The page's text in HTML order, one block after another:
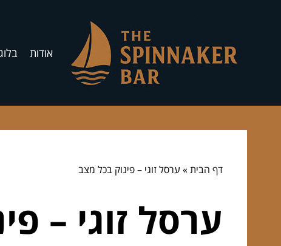
אודות
דף הבית» ערסל זוגי – פינוק בכל מצב
ערסל זוגי –